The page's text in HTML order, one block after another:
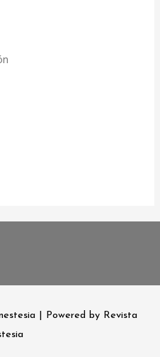
| Powered by Revista